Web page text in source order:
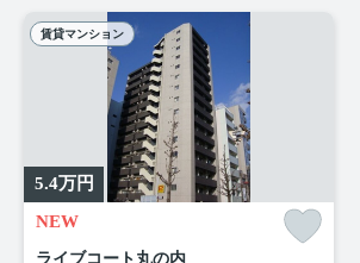
賃貸マンション
5.4万円
NEW
ライブコート丸の内